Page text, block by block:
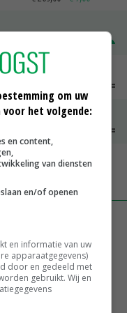
voor pootgoed aan
langer mest uit te
om uw
het volgende:
en content,
van diensten
en/of openen
en informatie van uw
apparaatgegevens)
door en gedeeld met
gebruikt. Wij en